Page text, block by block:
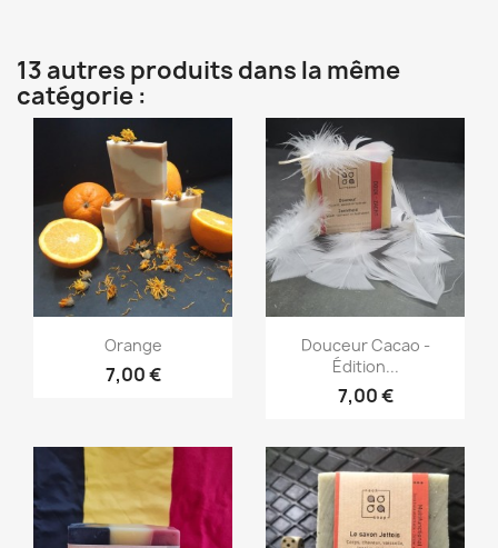
13 autres produits dans la même
catégorie :
Aperçu rapide
Orange
7,00 €
Aperçu rapide
Douceur Cacao -
Édition...
7,00 €